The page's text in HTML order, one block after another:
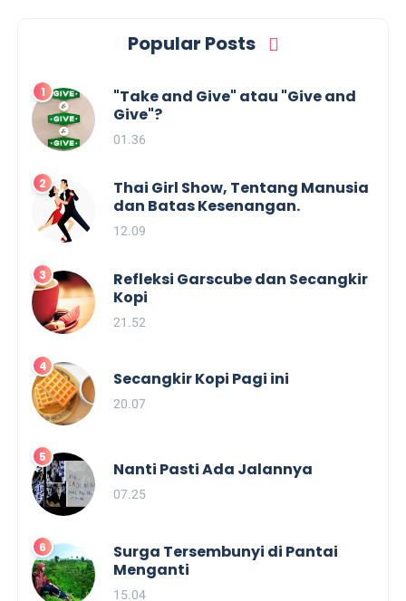
Popular Posts
"Take and Give" atau "Give and
Give"?
01.36
Thai Girl Show, Tentang Manusia
dan Batas Kesenangan.
12.09
Refleksi Garscube dan Secangkir
Kopi
21.52
Secangkir Kopi Pagi ini
20.07
Nanti Pasti Ada Jalannya
07.25
Surga Tersembunyi di Pantai
Menganti
15.04